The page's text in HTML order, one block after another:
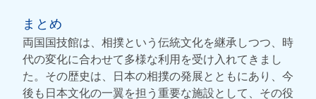
まとめ
両国国技館は、相撲という伝統文化を継承しつつ、時
代の変化に合わせて多様な利用を受け入れてきまし
た。その歴史は、日本の相撲の発展とともにあり、今
後も日本文化の一翼を担う重要な施設として、その役